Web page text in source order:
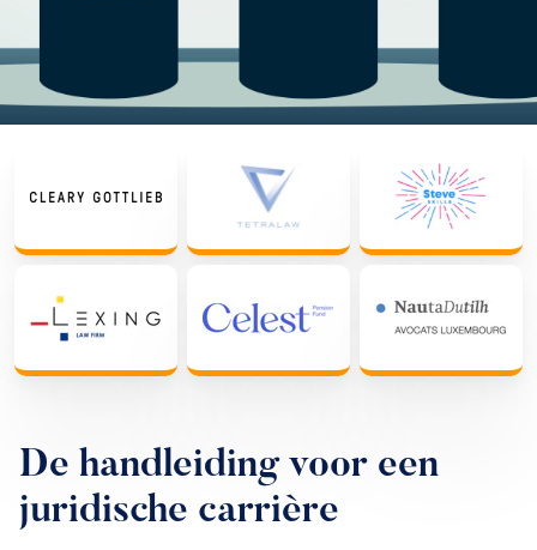
De handleiding voor een
juridische carrière